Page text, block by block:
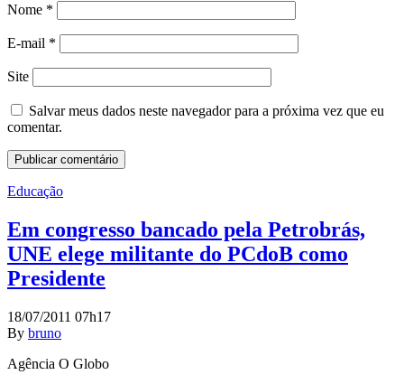
Nome *
E-mail *
Site
Salvar meus dados neste navegador para a próxima vez que eu
comentar.
Educação
Em congresso bancado pela Petrobrás,
UNE elege militante do PCdoB como
Presidente
18/07/2011 07h17
By bruno
Agência O Globo